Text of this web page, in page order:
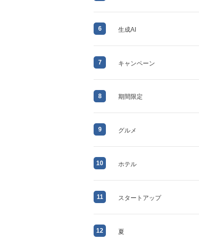
6 生成AI
7 キャンペーン
8 期間限定
9 グルメ
10 ホテル
11 スタートアップ
12 夏